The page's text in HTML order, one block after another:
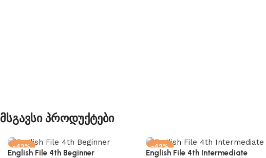
Მსგავსი Პროდუქტები
-42%
English File 4th Beginner
-42%
English File 4th Intermediate